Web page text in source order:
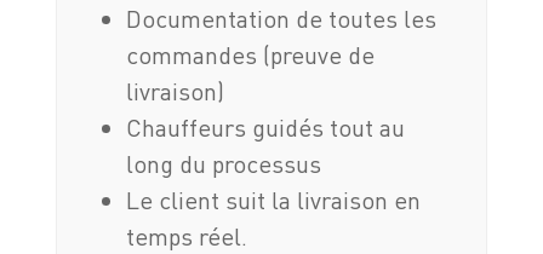
Documentation de toutes les
commandes (preuve de
livraison)
Chauffeurs guidés tout au
long du processus
Le client suit la livraison en
temps réel.